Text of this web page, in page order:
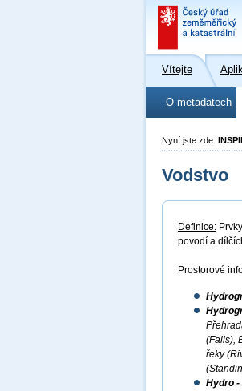
Vítejte
O metadatech
Nyní jste zde:
Vodstvo
Definice:
povodí a
Prostorové
(Falls),
řeky
Hydro